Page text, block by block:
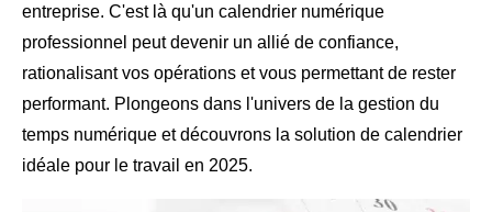
entreprise. C'est là qu'un calendrier numérique
professionnel peut devenir un allié de confiance,
rationalisant vos opérations et vous permettant de rester
performant. Plongeons dans l'univers de la gestion du
temps numérique et découvrons la solution de calendrier
idéale pour le travail en 2025.